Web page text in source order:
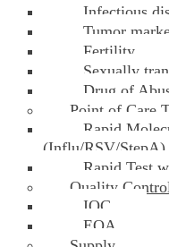
Infectious
Tumor
Fertility
Sexually
Drug of
Point of Care
Rapid
(Influ/RSV/StepA)
Rapid Test
Quality
IQC
EQA